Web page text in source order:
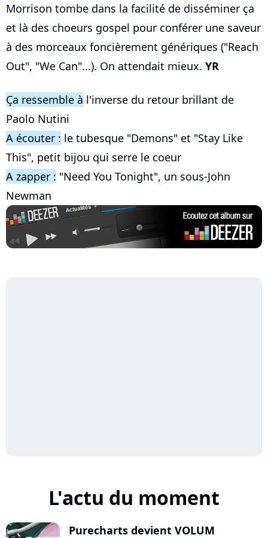
Morrison tombe dans la facilité de disséminer ça
et là des choeurs gospel pour conférer une saveur
à des morceaux foncièrement génériques ("Reach
Out", "We Can"...). On attendait mieux. YR
Ça ressemble à l'inverse du retour brillant de
Paolo Nutini
A écouter : le tubesque "Demons" et "Stay Like
This", petit bijou qui serre le coeur
A zapper : "Need You Tonight", un sous-John
Newman
L'actu du moment
Purecharts devient VOLUM